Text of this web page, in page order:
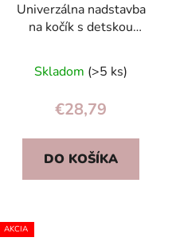
Univerzálna nadstavba
na kočík s detskou
nosnosť 25 kg, pre dve
detihodnotenie
produktu
je
5,0
z
Skladom (>5 ks)
€28,79
DO KOŠÍKA
AKCIA